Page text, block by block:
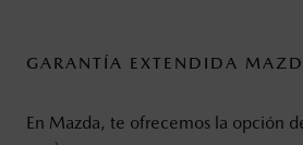
GARANTÍA EXTENDIDA
En Mazda, te ofrecemos la opción